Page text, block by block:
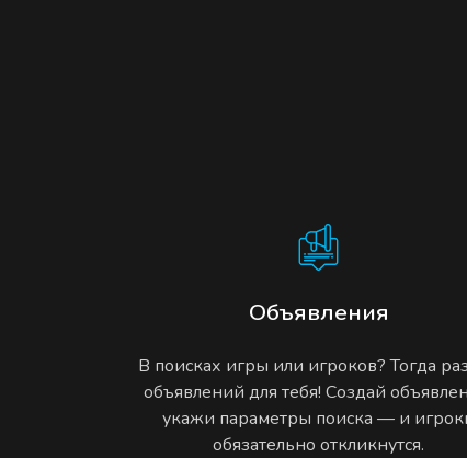
Объявления
В поисках игры или игроков? Тогда
объявлений для тебя! Создай
укажи параметры поиска — и
обязательно откликнутся.